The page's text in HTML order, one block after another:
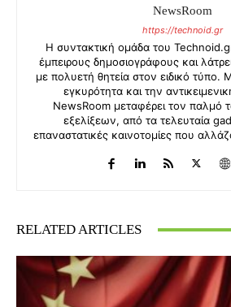
NewsRoom
https://technoid.gr
Η συντακτική ομάδα του
έμπειρους δημοσιογράφους και
με πολυετή θητεία στον ειδικό
εγκυρότητα και την
NewsRoom μεταφέρει τον παλμό
εξελίξεων, από τα τελευταία
επαναστατικές καινοτομίες που
RELATED ARTICLES